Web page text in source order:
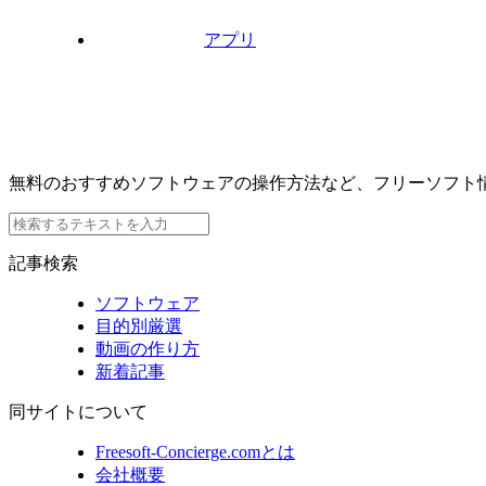
アプリ
無料のおすすめソフトウェアの操作方法など、フリーソフト
記事検索
ソフトウェア
目的別厳選
動画の作り方
新着記事
同サイトについて
Freesoft-Concierge.comとは
会社概要